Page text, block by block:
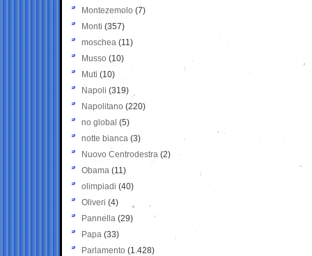
Montezemolo (7)
Monti (357)
moschea (11)
Musso (10)
Muti (10)
Napoli (319)
Napolitano (220)
no global (5)
notte bianca (3)
Nuovo Centrodestra (2)
Obama (11)
olimpiadi (40)
Oliveri (4)
Pannella (29)
Papa (33)
Parlamento (1.428)